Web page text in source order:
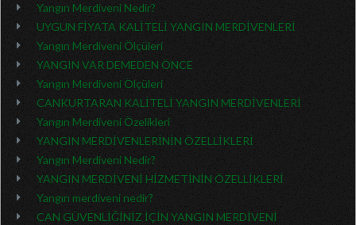
Yangın Merdiveni Nedir?
UYGUN FİYATA KALİTELİ YANGIN MERDİVENLERİ
Yangın Merdiveni Ölçüleri
YANGIN VAR DEMEDEN ÖNCE
Yangın Merdiveni Ölçüleri
CANKURTARAN KALİTELİ YANGIN MERDİVENLERİ
Yangın Merdiveni Özelikleri
YANGIN MERDİVENLERİNİN ÖZELLİKLERİ
Yangın Merdiveni Nedir?
YANGIN MERDİVENİ HİZMETİNİN ÖZELLİKLERİ
Yangın merdiveni nedir?
CAN GÜVENLİĞİNİZ İÇİN YANGIN MERDİVENİ